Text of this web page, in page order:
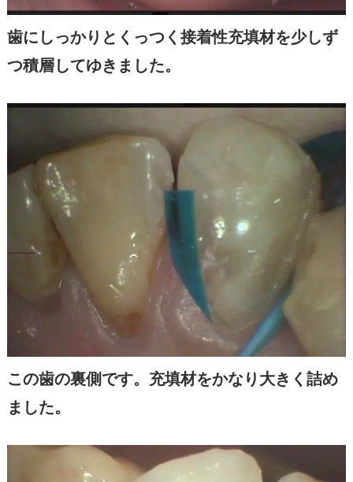
歯にしっかりとくっつく接着性充填材を少しず
つ積層してゆきました。
この歯の裏側です。充填材をかなり大きく詰め
ました。